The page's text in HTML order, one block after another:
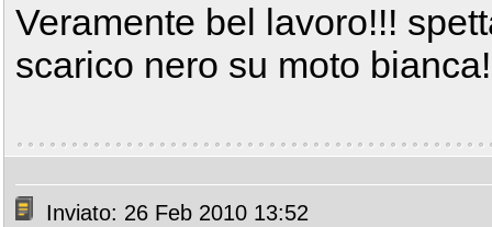
Veramente bel lavoro!!!
scarico nero su moto
Inviato: 26 Feb 2010 13:52